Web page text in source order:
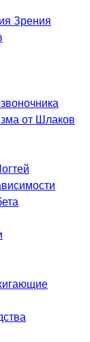
Зрения
от Шлаков